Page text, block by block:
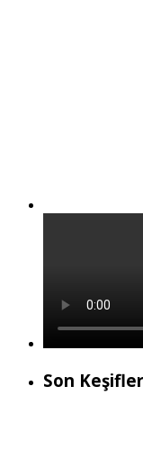
Son Keşifler